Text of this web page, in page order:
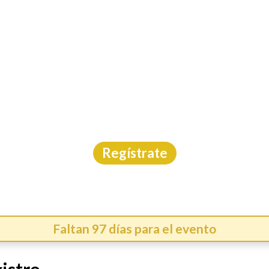
Regístrate
Faltan 97 días para el evento